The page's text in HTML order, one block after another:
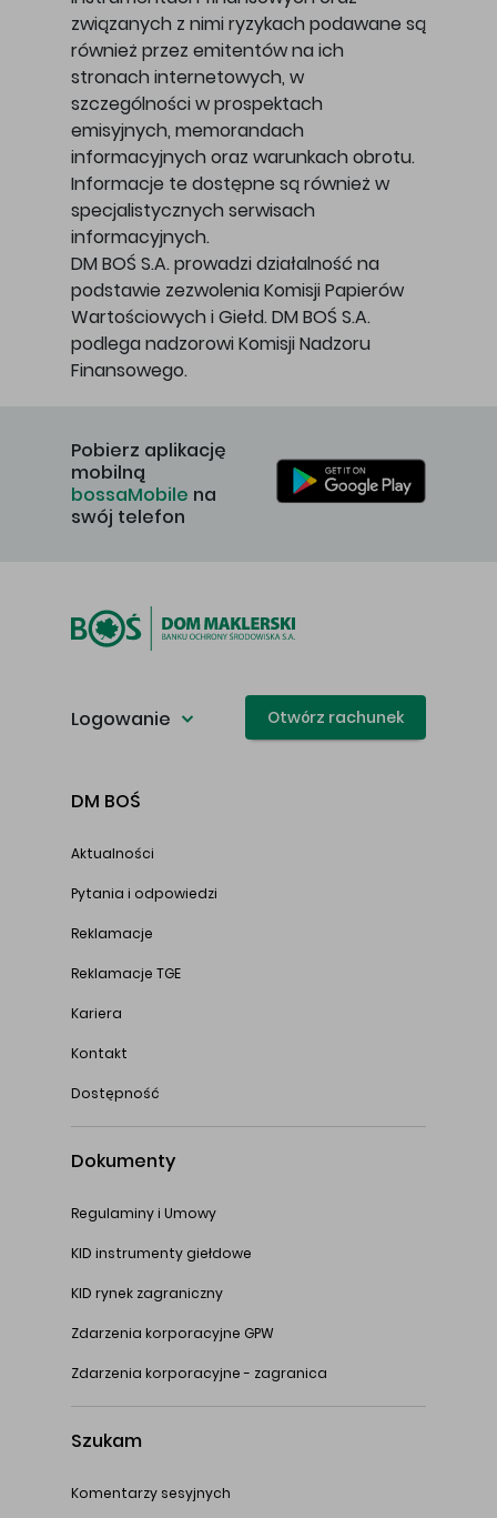
związanych z nimi ryzykach podawane są
również przez emitentów na ich
stronach internetowych, w
szczególności w prospektach
emisyjnych, memorandach
informacyjnych oraz warunkach obrotu.
Informacje te dostępne są również w
specjalistycznych serwisach
informacyjnych.
DM BOŚ S.A. prowadzi działalność na
podstawie zezwolenia Komisji Papierów
Wartościowych i Giełd. DM BOŚ S.A.
podlega nadzorowi Komisji Nadzoru
Finansowego.
Pobierz aplikację
mobilną
bossaMobile na
swój telefon
Logowanie Otwórz rachunek
DM BOŚ
Aktualności
Pytania i odpowiedzi
Reklamacje
Reklamacje TGE
Kariera
Kontakt
Dostępność
Dokumenty
Regulaminy i Umowy
KID instrumenty giełdowe
KID rynek zagraniczny
Zdarzenia korporacyjne GPW
Zdarzenia korporacyjne - zagranica
Szukam
Komentarzy sesyjnych